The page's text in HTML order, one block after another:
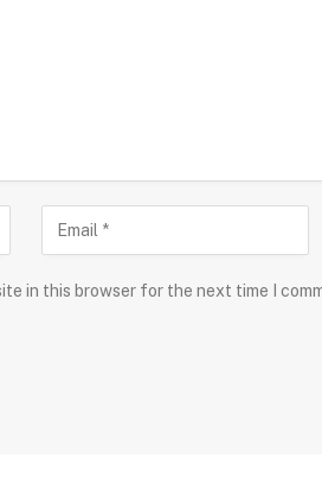
in this browser for the next time I